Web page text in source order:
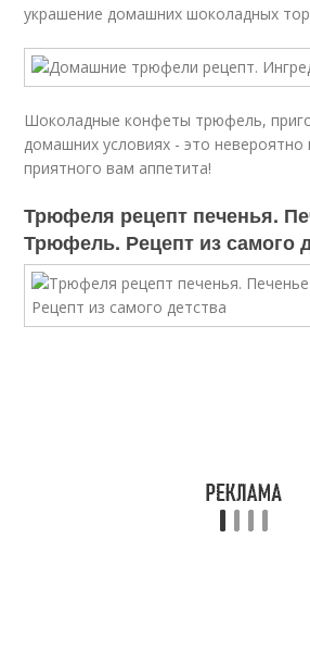
украшение домашних шоколадных
Шоколадные конфеты трюфель,
домашних условиях - это невероятно
приятного вам аппетита!
Трюфеля рецепт печенья.
Трюфель. Рецепт из самого